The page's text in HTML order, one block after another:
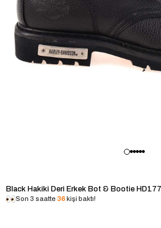
Black Hakiki Deri Erkek Bot & Bootie
Son 3 saatte 36kişi baktı!